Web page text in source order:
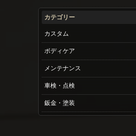
カテゴリー
カスタム
ボディケア
メンテナンス
車検・点検
鈑金・塗装